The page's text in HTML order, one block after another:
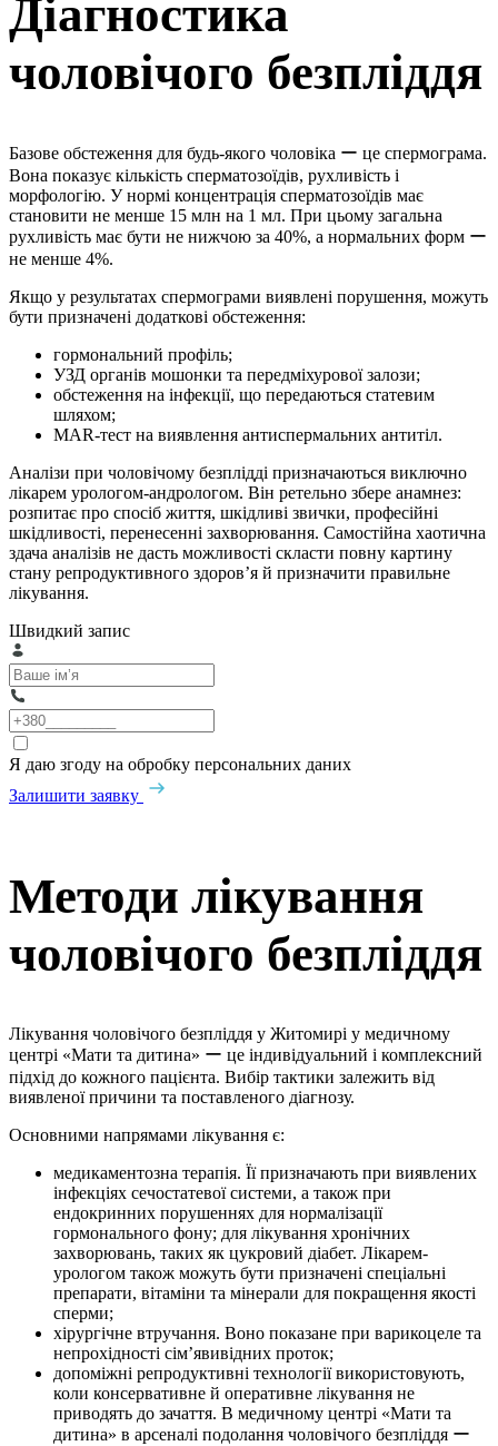
Діагностика
чоловічого безпліддя
Базове обстеження для будь-якого чоловіка ー це спермограма.
Вона показує кількість сперматозоїдів, рухливість і
морфологію. У нормі концентрація сперматозоїдів має
становити не менше 15 млн на 1 мл. При цьому загальна
рухливість має бути не нижчою за 40%, а нормальних форм ー
не менше 4%.
Якщо у результатах спермограми виявлені порушення, можуть
бути призначені додаткові обстеження:
гормональний профіль;
УЗД органів мошонки та передміхурової залози;
обстеження на інфекції, що передаються статевим
шляхом;
MAR-тест на виявлення антиспермальних антитіл.
Аналізи при чоловічому безплідді призначаються виключно
лікарем урологом-андрологом. Він ретельно збере анамнез:
розпитає про спосіб життя, шкідливі звички, професійні
шкідливості, перенесенні захворювання. Самостійна хаотична
здача аналізів не дасть можливості скласти повну картину
стану репродуктивного здоров’я й призначити правильне
лікування.
Швидкий запис
Я даю згоду на обробку персональних даних
Залишити заявку
Методи лікування
чоловічого безпліддя
Лікування чоловічого безпліддя у Житомирі у медичному
центрі «Мати та дитина» ー це індивідуальний і комплексний
підхід до кожного пацієнта. Вибір тактики залежить від
виявленої причини та поставленого діагнозу.
Основними напрямами лікування є:
медикаментозна терапія. Її призначають при виявлених
інфекціях сечостатевої системи, а також при
ендокринних порушеннях для нормалізації
гормонального фону; для лікування хронічних
захворювань, таких як цукровий діабет. Лікарем-
урологом також можуть бути призначені спеціальні
препарати, вітаміни та мінерали для покращення якості
сперми;
хірургічне втручання. Воно показане при варикоцеле та
непрохідності сім’явивідних проток;
допоміжні репродуктивні технології використовують,
коли консервативне й оперативне лікування не
приводять до зачаття. В медичному центрі «Мати та
дитина» в арсеналі подолання чоловічого безпліддя ー